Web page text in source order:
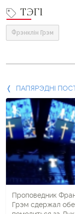
ТЭГІ
Фрэнклін Грэм
Папярэдні
пост
і
наступны
пост
ПАПЯРЭДНІ
Проповедник
Грэм сдержал